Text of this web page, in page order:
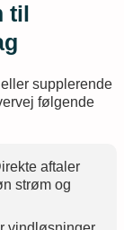
til
supplerende
følgende
aftaler
strøm og